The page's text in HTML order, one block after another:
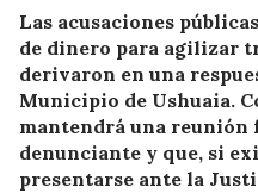
Las acusaciones
de dinero para agilizar
derivaron en una
Municipio de Ushuaia.
mantendrá una
denunciante y que, si
presentarse ante la